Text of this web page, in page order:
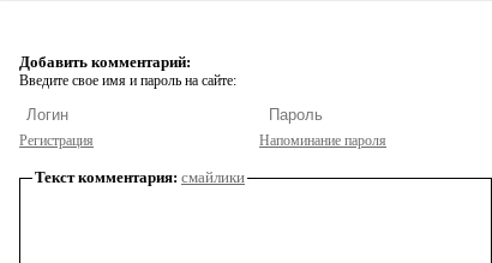
Добавить комментарий:
Введите свое имя и пароль на сайте:
Регистрация Напоминание пароля
Текст комментария: смайлики